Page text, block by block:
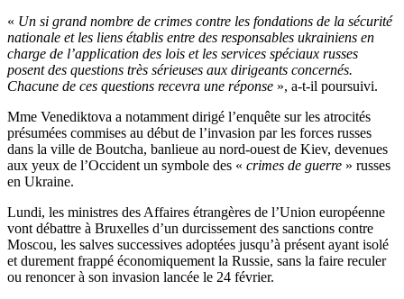
« Un si grand nombre de crimes contre les fondations de la sécurité
nationale et les liens établis entre des responsables ukrainiens en
charge de l’application des lois et les services spéciaux russes
posent des questions très sérieuses aux dirigeants concernés.
Chacune de ces questions recevra une réponse », a-t-il poursuivi.
Mme Venediktova a notamment dirigé l’enquête sur les atrocités
présumées commises au début de l’invasion par les forces russes
dans la ville de Boutcha, banlieue au nord-ouest de Kiev, devenues
aux yeux de l’Occident un symbole des « crimes de guerre » russes
en Ukraine.
Lundi, les ministres des Affaires étrangères de l’Union européenne
vont débattre à Bruxelles d’un durcissement des sanctions contre
Moscou, les salves successives adoptées jusqu’à présent ayant isolé
et durement frappé économiquement la Russie, sans la faire reculer
ou renoncer à son invasion lancée le 24 février.